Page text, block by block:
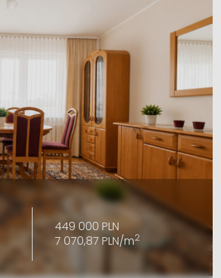
449 000 PLN
7 070,87 PLN/m2